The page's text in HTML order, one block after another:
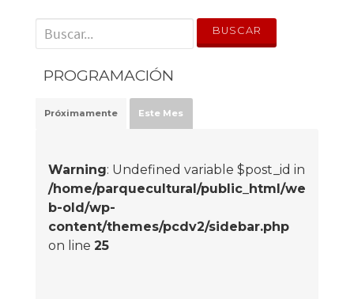
' . __('Search for:') . '
PROGRAMACIÓN
Próximamente Este Mes
Warning: Undefined variable $post_id in
/home/parquecultural/public_html/we
b-old/wp-
content/themes/pcdv2/sidebar.php
on line 25